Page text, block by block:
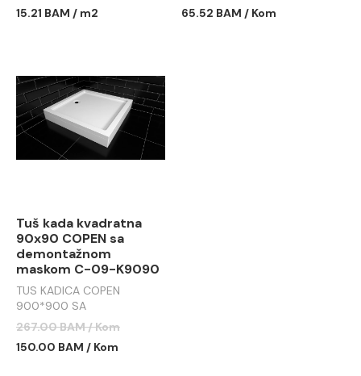
15.21 BAM / m2
65.52 BAM / Kom
Tuš kada kvadratna
90x90 COPEN sa
demontažnom
maskom C-09-K9090
TUS KADICA COPEN
900*900 SA
DEMONTAŽNOM MASKOM
C-09-K9090
267.00 BAM / Kom
150.00 BAM / Kom